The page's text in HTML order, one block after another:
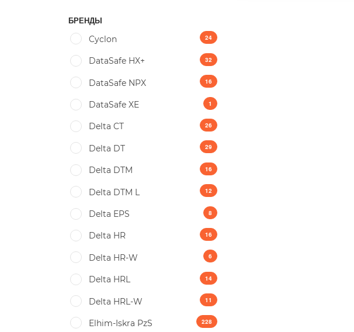
БРЕНДЫ
Cyclon
24
DataSafe HX+ 32
DataSafe NPX 16
DataSafe XE 1
Delta CT 26
Delta DT 29
Delta DTM 16
Delta DTM L 12
Delta EPS 8
Delta HR 16
Delta HR-W 6
Delta HRL 14
Delta HRL-W 11
Elhim-Iskra PzS 228